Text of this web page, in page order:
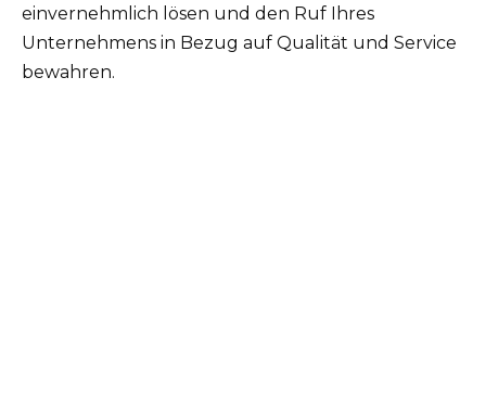
einvernehmlich lösen und den Ruf Ihres
Unternehmens in Bezug auf Qualität und Service
bewahren.